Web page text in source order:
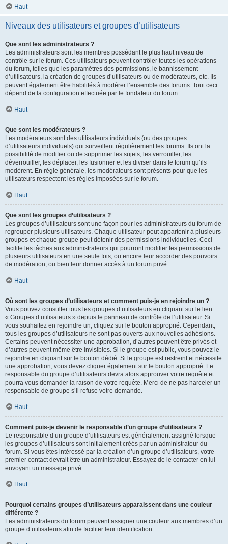
Haut
Niveaux des utilisateurs et groupes d’utilisateurs
Que sont les administrateurs ?
Les administrateurs sont les membres possédant le plus haut niveau de
contrôle sur le forum. Ces utilisateurs peuvent contrôler toutes les opérations
du forum, telles que les paramètres des permissions, le bannissement
d’utilisateurs, la création de groupes d’utilisateurs ou de modérateurs, etc. Ils
peuvent également être habilités à modérer l’ensemble des forums. Tout ceci
dépend de la configuration effectuée par le fondateur du forum.
Haut
Que sont les modérateurs ?
Les modérateurs sont des utilisateurs individuels (ou des groupes
d’utilisateurs individuels) qui surveillent régulièrement les forums. Ils ont la
possibilité de modifier ou de supprimer les sujets, les verrouiller, les
déverrouiller, les déplacer, les fusionner et les diviser dans le forum qu’ils
modèrent. En règle générale, les modérateurs sont présents pour que les
utilisateurs respectent les règles imposées sur le forum.
Haut
Que sont les groupes d’utilisateurs ?
Les groupes d’utilisateurs sont une façon pour les administrateurs du forum de
regrouper plusieurs utilisateurs. Chaque utilisateur peut appartenir à plusieurs
groupes et chaque groupe peut détenir des permissions individuelles. Ceci
facilite les tâches aux administrateurs qui pourront modifier les permissions de
plusieurs utilisateurs en une seule fois, ou encore leur accorder des pouvoirs
de modération, ou bien leur donner accès à un forum privé.
Haut
Où sont les groupes d’utilisateurs et comment puis-je en rejoindre un ?
Vous pouvez consulter tous les groupes d’utilisateurs en cliquant sur le lien
« Groupes d’utilisateurs » depuis le panneau de contrôle de l’utilisateur. Si
vous souhaitez en rejoindre un, cliquez sur le bouton approprié. Cependant,
tous les groupes d’utilisateurs ne sont pas ouverts aux nouvelles adhésions.
Certains peuvent nécessiter une approbation, d’autres peuvent être privés et
d’autres peuvent même être invisibles. Si le groupe est public, vous pouvez le
rejoindre en cliquant sur le bouton dédié. Si le groupe est restreint et nécessite
une approbation, vous devez cliquer également sur le bouton approprié. Le
responsable du groupe d’utilisateurs devra alors approuver votre requête et
pourra vous demander la raison de votre requête. Merci de ne pas harceler un
responsable de groupe s’il refuse votre demande.
Haut
Comment puis-je devenir le responsable d’un groupe d’utilisateurs ?
Le responsable d’un groupe d’utilisateurs est généralement assigné lorsque
les groupes d’utilisateurs sont initialement créés par un administrateur du
forum. Si vous êtes intéressé par la création d’un groupe d’utilisateurs, votre
premier contact devrait être un administrateur. Essayez de le contacter en lui
envoyant un message privé.
Haut
Pourquoi certains groupes d’utilisateurs apparaissent dans une couleur
différente ?
Les administrateurs du forum peuvent assigner une couleur aux membres d’un
groupe d’utilisateurs afin de faciliter leur identification.